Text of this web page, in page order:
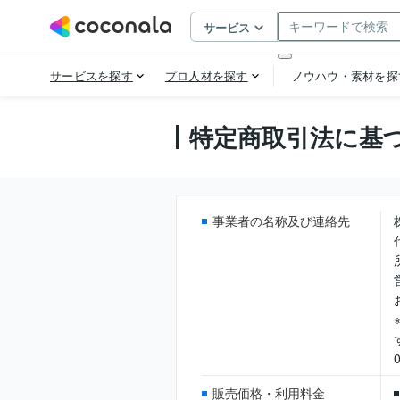
特定商取引法に基
事業者の名称及び連絡先
販売価格・利用料金